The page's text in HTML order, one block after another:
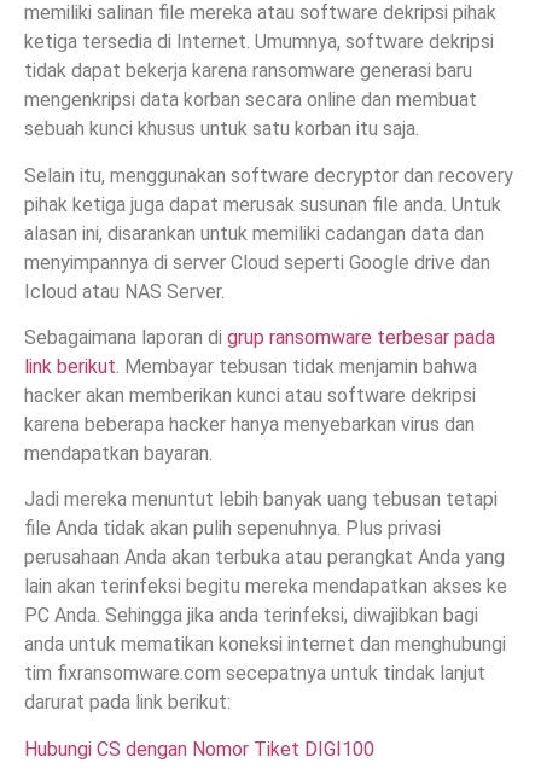
memiliki salinan file mereka atau software dekripsi pihak
ketiga tersedia di Internet. Umumnya, software dekripsi
tidak dapat bekerja karena ransomware generasi baru
mengenkripsi data korban secara online dan membuat
sebuah kunci khusus untuk satu korban itu saja.
Selain itu, menggunakan software decryptor dan recovery
pihak ketiga juga dapat merusak susunan file anda. Untuk
alasan ini, disarankan untuk memiliki cadangan data dan
menyimpannya di server Cloud seperti Google drive dan
Icloud atau NAS Server.
Sebagaimana laporan di grup ransomware terbesar pada
link berikut. Membayar tebusan tidak menjamin bahwa
hacker akan memberikan kunci atau software dekripsi
karena beberapa hacker hanya menyebarkan virus dan
mendapatkan bayaran.
Jadi mereka menuntut lebih banyak uang tebusan tetapi
file Anda tidak akan pulih sepenuhnya. Plus privasi
perusahaan Anda akan terbuka atau perangkat Anda yang
lain akan terinfeksi begitu mereka mendapatkan akses ke
PC Anda. Sehingga jika anda terinfeksi, diwajibkan bagi
anda untuk mematikan koneksi internet dan menghubungi
tim fixransomware.com secepatnya untuk tindak lanjut
darurat pada link berikut:
Hubungi CS dengan Nomor Tiket DIGI100